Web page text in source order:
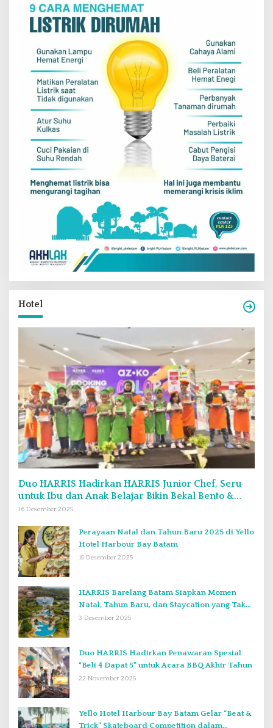
Hotel
Duo HARRIS Hadirkan HARRIS Junior Chef, Seru
untuk Ibu dan Anak Belajar Bikin Bekal Bento &
Kimbab
16 Desember 2025
Perayaan Natal dan Tahun Baru 2025 di Yello
Hotel Harbour Bay Batam
15 Desember 2025
HARRIS Barelang Batam Siapkan Momen
Natal, Tahun Baru, dan Staycation yang Tak
Terlupakan di Desember 2025
3 Desember 2025
Duo HARRIS Hadirkan Penawaran Spesial
“Beli 4 Dapat 5” untuk Acara BBQ Akhir Tahun
22 November 2025
Yello Hotel Harbour Bay Batam Gelar “Beat &
Trick” Skateboard Competition dalam